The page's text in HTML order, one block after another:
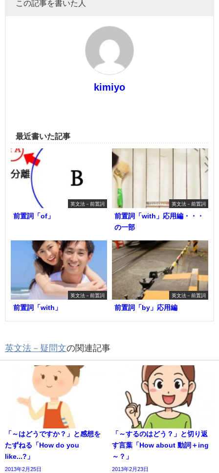
この記事を書いた人
kimiyo
最近書いた記事
英文法－前置詞
前置詞「of」
英文法－前置詞
前置詞「with」応用編・・・
の一部
英文法－前置詞
前置詞「with」
英文法－前置詞
前置詞「by」応用編
英文法－疑問文の関連記事
「～はどうですか？」と感想を
たずねる「How do you
like...?」
2013年2月25日
「～するのはどう？」と切り返
す言葉「How about 動詞＋ing
～？」
2013年2月23日